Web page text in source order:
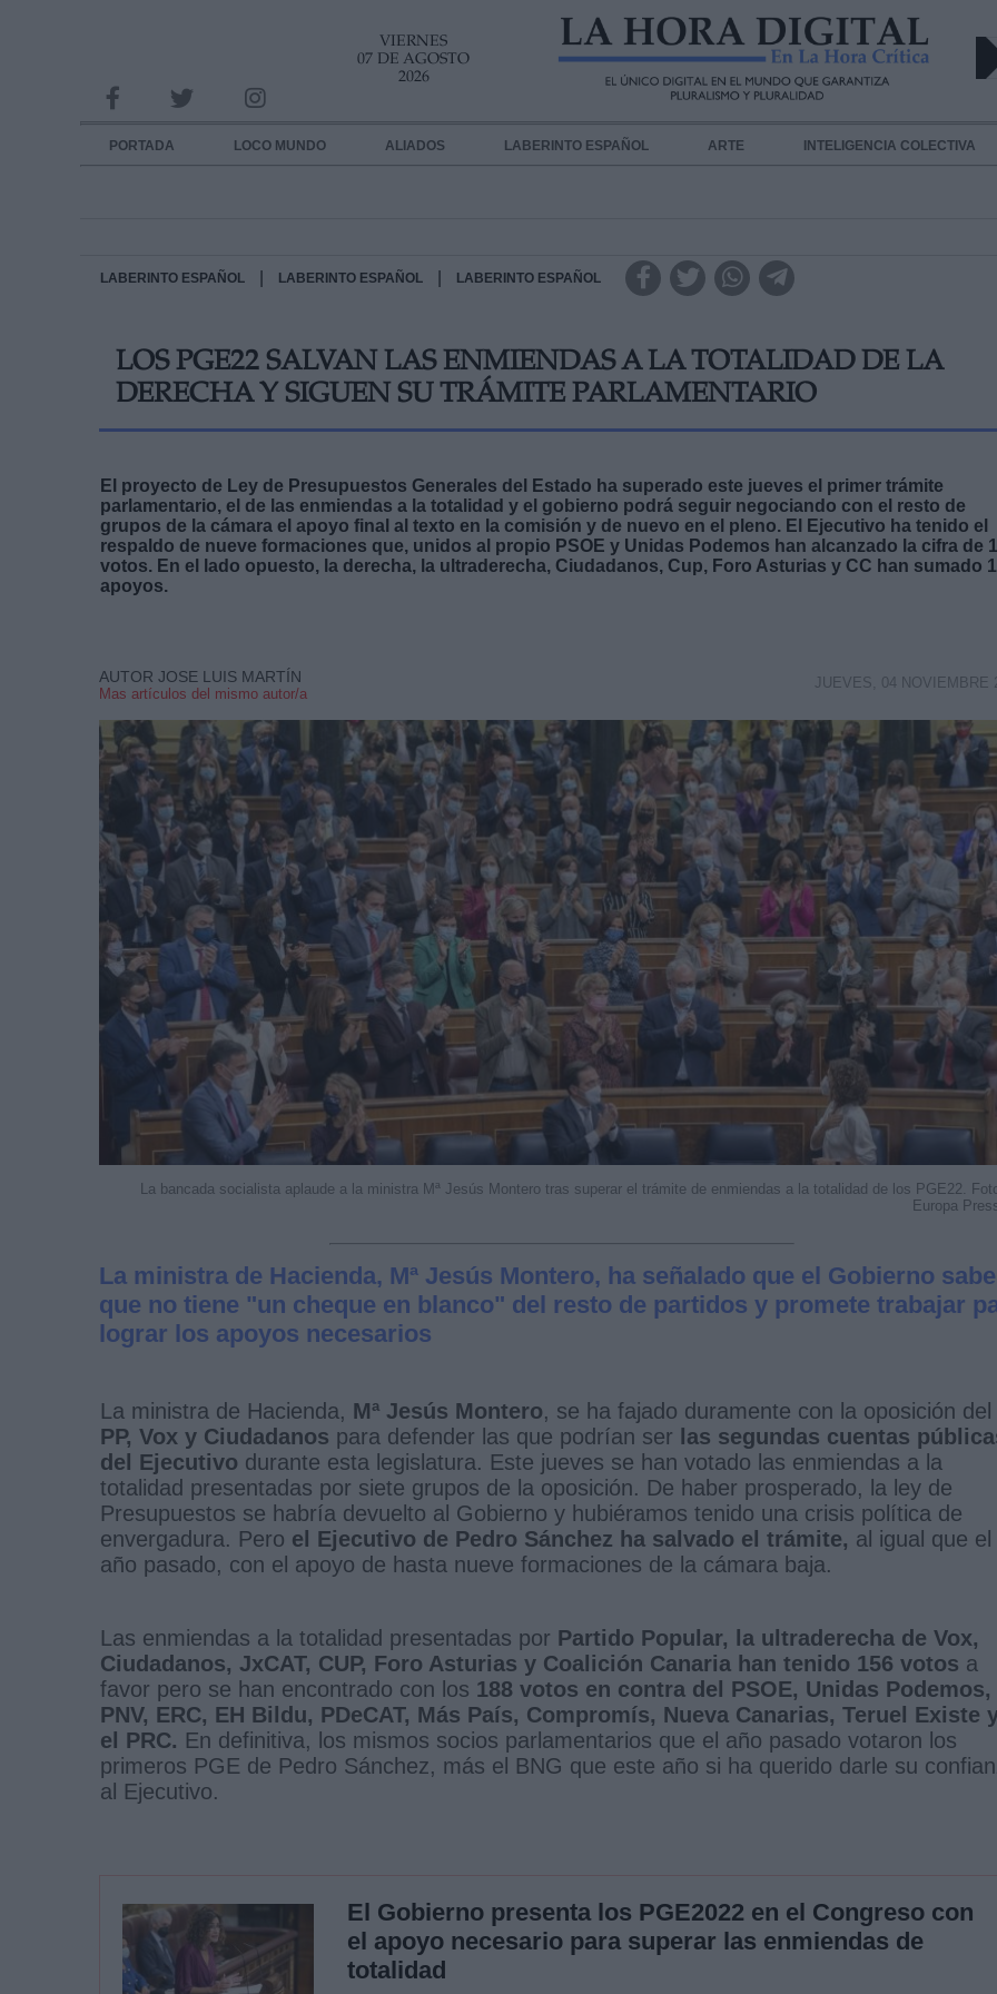
VIERNES
07 DE AGOSTO
2026
PORTADA LOCO MUNDO ALIADOS LABERINTO ESPAÑOL ARTE INTELIGENCIA COLECTIVA
LABERINTO ESPAÑOL LABERINTO ESPAÑOL LABERINTO ESPAÑOL
LOS PGE22 SALVAN LAS ENMIENDAS A LA TOTALIDAD DE LA
DERECHA Y SIGUEN SU TRÁMITE PARLAMENTARIO
El proyecto de Ley de Presupuestos Generales del Estado ha superado este jueves el primer trámite
parlamentario, el de las enmiendas a la totalidad y el gobierno podrá seguir negociando con el resto de
grupos de la cámara el apoyo final al texto en la comisión y de nuevo en el pleno. El Ejecutivo ha tenido el
respaldo de nueve formaciones que, unidos al propio PSOE y Unidas Podemos han alcanzado la cifra de
votos. En el lado opuesto, la derecha, la ultraderecha, Ciudadanos, Cup, Foro Asturias y CC han sumado
apoyos.
AUTOR JOSE LUIS MARTÍN
Mas artículos del mismo autor/a
JUEVES, 04 NOVIEMBRE
La bancada socialista aplaude a la ministra Mª Jesús Montero tras superar el trámite de enmiendas a la totalidad de los PGE22.
Europa
La ministra de Hacienda, Mª Jesús Montero, ha señalado que el Gobierno sabe
que no tiene "un cheque en blanco" del resto de partidos y promete trabajar
lograr los apoyos necesarios
La ministra de Hacienda, Mª Jesús Montero, se ha fajado duramente con la oposición del
PP, Vox y Ciudadanos para defender las que podrían ser las segundas cuentas
del Ejecutivo durante esta legislatura. Este jueves se han votado las enmiendas a la
totalidad presentadas por siete grupos de la oposición. De haber prosperado, la ley de
Presupuestos se habría devuelto al Gobierno y hubiéramos tenido una crisis política de
envergadura. Pero el Ejecutivo de Pedro Sánchez ha salvado el trámite, al igual que el
año pasado, con el apoyo de hasta nueve formaciones de la cámara baja.
Las enmiendas a la totalidad presentadas por Partido Popular, la ultraderecha de Vox,
Ciudadanos, JxCAT, CUP, Foro Asturias y Coalición Canaria han tenido 156 votos a
favor pero se han encontrado con los 188 votos en contra del PSOE, Unidas Podemos,
PNV, ERC, EH Bildu, PDeCAT, Más País, Compromís, Nueva Canarias, Teruel Existe
el PRC. En definitiva, los mismos socios parlamentarios que el año pasado votaron los
primeros PGE de Pedro Sánchez, más el BNG que este año si ha querido darle su
al Ejecutivo.
El Gobierno presenta los PGE2022 en el Congreso con
el apoyo necesario para superar las enmiendas de
totalidad
INFORMACION SOBRE LA PROTECCIÓN DE TUS DATOS
Responsable:
Destinatarios:
link
Información adicional
link